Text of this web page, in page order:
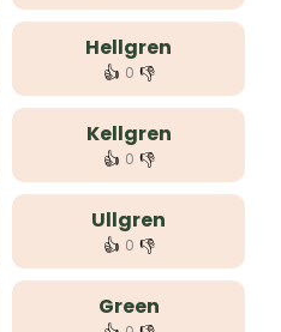
Hellgren
👍 0 👎
Kellgren
👍 0 👎
Ullgren
👍 0 👎
Green